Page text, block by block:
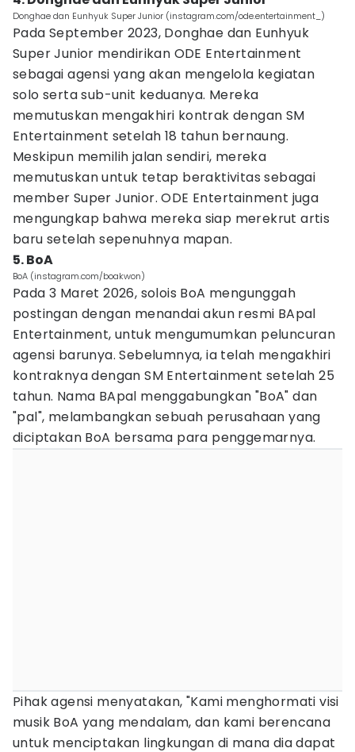
Donghae dan Eunhyuk Super Junior (instagram.com/ode.entertainment_)
Pada September 2023, Donghae dan Eunhyuk
Super Junior mendirikan ODE Entertainment
sebagai agensi yang akan mengelola kegiatan
solo serta sub-unit keduanya. Mereka
memutuskan mengakhiri kontrak dengan SM
Entertainment setelah 18 tahun bernaung.
Meskipun memilih jalan sendiri, mereka
memutuskan untuk tetap beraktivitas sebagai
member Super Junior. ODE Entertainment juga
mengungkap bahwa mereka siap merekrut artis
baru setelah sepenuhnya mapan.
5. BoA
BoA (instagram.com/boakwon)
Pada 3 Maret 2026, solois BoA mengunggah
postingan dengan menandai akun resmi BApal
Entertainment, untuk mengumumkan peluncuran
agensi barunya. Sebelumnya, ia telah mengakhiri
kontraknya dengan SM Entertainment setelah 25
tahun. Nama BApal menggabungkan "BoA" dan
"pal", melambangkan sebuah perusahaan yang
diciptakan BoA bersama para penggemarnya.
Pihak agensi menyatakan, "Kami menghormati visi
musik BoA yang mendalam, dan kami berencana
untuk menciptakan lingkungan di mana dia dapat